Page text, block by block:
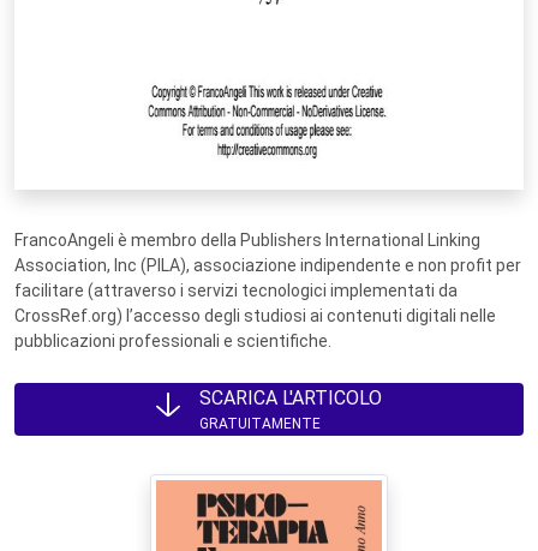
FrancoAngeli è membro della Publishers International Linking
Association, Inc (PILA), associazione indipendente e non profit per
facilitare (attraverso i servizi tecnologici implementati da
CrossRef.org) l’accesso degli studiosi ai contenuti digitali nelle
pubblicazioni professionali e scientifiche.
SCARICA L'ARTICOLO
GRATUITAMENTE